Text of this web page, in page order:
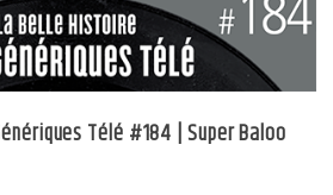
Télé #184 | Super Baloo